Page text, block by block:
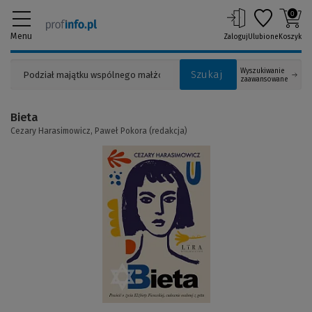
Menu
Szukaj
Wyszukiwanie
zaawansowane
ZalogujUlubione
0
Koszyk
Bieta
Cezary Harasimowicz, Paweł Pokora (redakcja)